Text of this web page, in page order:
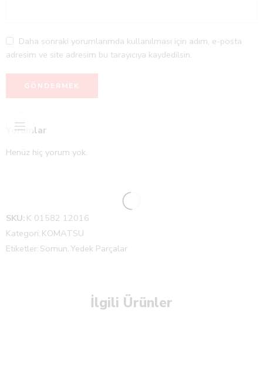
Daha sonraki yorumlarımda kullanılması için adım, e-posta
adresim ve site adresim bu tarayıcıya kaydedilsin.
Yorumlar
Henüz hiç yorum yok.
SKU: K 01582 12016
Kategori: KOMATSU
Etiketler: Somun,Yedek Parçalar
İlgili Ürünler